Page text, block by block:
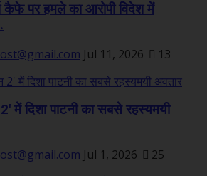
कैफे पर हमले का आरोपी विदेश में
Jul 11, 2026 13
में दिशा पाटनी का सबसे रहस्यमयी
Jul 1, 2026 25